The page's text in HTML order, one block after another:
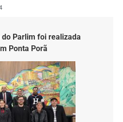
do Parlim foi realizada
Ponta Porã